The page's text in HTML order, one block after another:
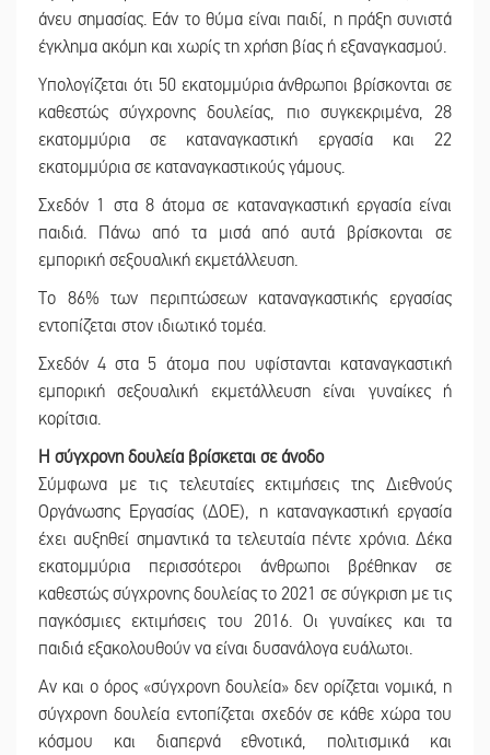
άνευ σημασίας. Εάν το θύμα είναι παιδί, η πράξη συνιστά
έγκλημα ακόμη και χωρίς τη χρήση βίας ή εξαναγκασμού.
Υπολογίζεται ότι 50 εκατομμύρια άνθρωποι βρίσκονται σε
καθεστώς σύγχρονης δουλείας, πιο συγκεκριμένα, 28
εκατομμύρια σε καταναγκαστική εργασία και 22
εκατομμύρια σε καταναγκαστικούς γάμους.
Σχεδόν 1 στα 8 άτομα σε καταναγκαστική εργασία είναι
παιδιά. Πάνω από τα μισά από αυτά βρίσκονται σε
εμπορική σεξουαλική εκμετάλλευση.
Το 86% των περιπτώσεων καταναγκαστικής εργασίας
εντοπίζεται στον ιδιωτικό τομέα.
Σχεδόν 4 στα 5 άτομα που υφίστανται καταναγκαστική
εμπορική σεξουαλική εκμετάλλευση είναι γυναίκες ή
κορίτσια.
Η σύγχρονη δουλεία βρίσκεται σε άνοδο
Σύμφωνα με τις τελευταίες εκτιμήσεις της Διεθνούς
Οργάνωσης Εργασίας (ΔΟΕ), η καταναγκαστική εργασία
έχει αυξηθεί σημαντικά τα τελευταία πέντε χρόνια. Δέκα
εκατομμύρια περισσότεροι άνθρωποι βρέθηκαν σε
καθεστώς σύγχρονης δουλείας το 2021 σε σύγκριση με τις
παγκόσμιες εκτιμήσεις του 2016. Οι γυναίκες και τα
παιδιά εξακολουθούν να είναι δυσανάλογα ευάλωτοι.
Αν και ο όρος «σύγχρονη δουλεία» δεν ορίζεται νομικά, η
σύγχρονη δουλεία εντοπίζεται σχεδόν σε κάθε χώρα του
κόσμου και διαπερνά εθνοτικά, πολιτισμικά και